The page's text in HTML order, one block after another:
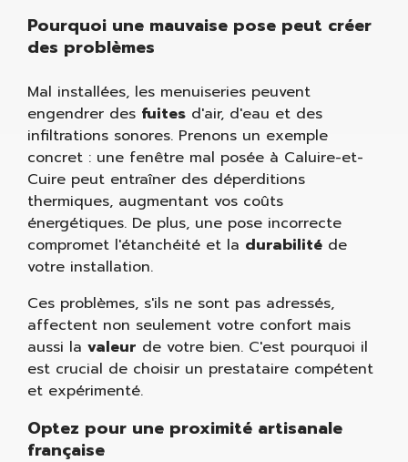
Pourquoi une mauvaise pose peut créer
des problèmes
Mal installées, les menuiseries peuvent
engendrer des fuitesd'air, d'eau et des
infiltrations sonores. Prenons un exemple
concret : une fenêtre mal posée à Caluire-et-
Cuire peut entraîner des déperditions
thermiques, augmentant vos coûts
énergétiques. De plus, une pose incorrecte
compromet l'étanchéité et la durabilitéde
votre installation.
Ces problèmes, s'ils ne sont pas adressés,
affectent non seulement votre confort mais
aussi la valeur de votre bien. C'est pourquoi il
est crucial de choisir un prestataire compétent
et expérimenté.
Optez pour une proximité artisanale
française